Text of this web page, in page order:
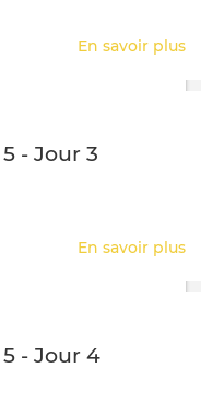
En savoir plus
- Jour 3
En savoir plus
- Jour 4